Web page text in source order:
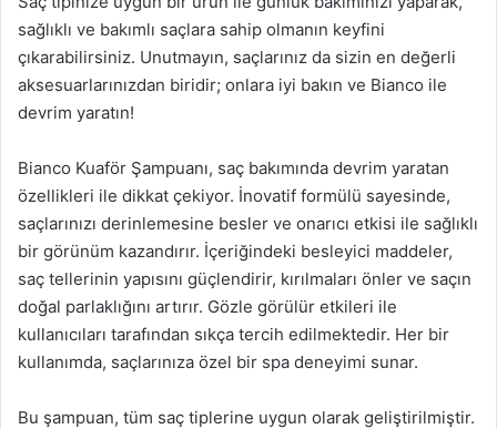
sağlıklı ve bakımlı saçlara sahip olmanın keyfini
çıkarabilirsiniz. Unutmayın, saçlarınız da sizin en değerli
aksesuarlarınızdan biridir; onlara iyi bakın ve Bianco ile
devrim yaratın!
Bianco Kuaför Şampuanı, saç bakımında devrim yaratan
özellikleri ile dikkat çekiyor. İnovatif formülü sayesinde,
saçlarınızı derinlemesine besler ve onarıcı etkisi ile sağlıklı
bir görünüm kazandırır. İçeriğindeki besleyici maddeler,
saç tellerinin yapısını güçlendirir, kırılmaları önler ve saçın
doğal parlaklığını artırır. Gözle görülür etkileri ile
kullanıcıları tarafından sıkça tercih edilmektedir. Her bir
kullanımda, saçlarınıza özel bir spa deneyimi sunar.
Bu şampuan, tüm saç tiplerine uygun olarak geliştirilmiştir.